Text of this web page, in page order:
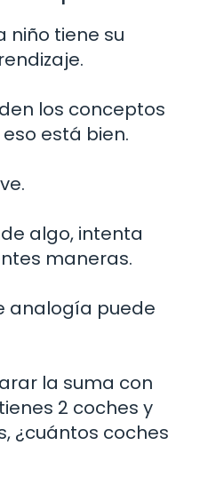
niño tiene su
los conceptos
está bien.
algo, intenta
maneras.
analogía puede
la suma con
2 coches y
¿cuántos coches